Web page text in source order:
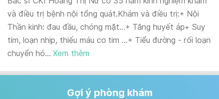
và điều trị bệnh nội tổng quát.Khám và điều trị:+ Nội
Thần kinh: đau đầu, chóng mặt...+ Tăng huyết áp+ Suy
tim, loạn nhịp, thiếu máu cơ tim …+ Tiểu đường - rối loạn
chuyển hó... Xem thêm
Gợi ý phòng khám